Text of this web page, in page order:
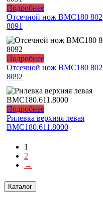
Подробнее
Отсечной нож ВМС180 802
8091
Подробнее
Отсечной нож ВМС180 802
8092
Подробнее
Рилевка верхняя левая
ВМС180.611.8000
1
2
→
Каталог